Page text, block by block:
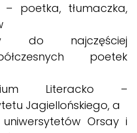
– poetka, tłumaczka,
do najczęściej
poetek
Literacko –
Jagiellońskiego, a
Orsay i